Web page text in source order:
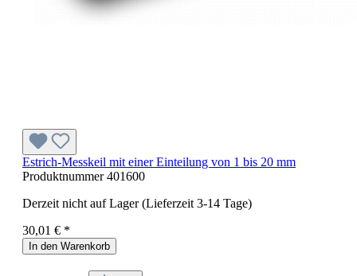
Estrich-Messkeil mit einer Einteilung von 1 bis 20 mm
Produktnummer401600
Derzeit nicht auf Lager (Lieferzeit 3-14 Tage)
30,01 € *
In den Warenkorb